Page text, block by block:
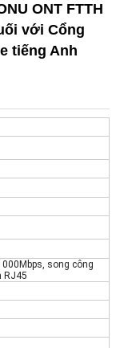
ONT FTTH
với Cổng
tiếng Anh
song công
RJ45